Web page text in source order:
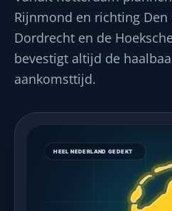
Rijnmond en richting Den
Dordrecht en de
bevestigt altijd de
aankomsttijd.